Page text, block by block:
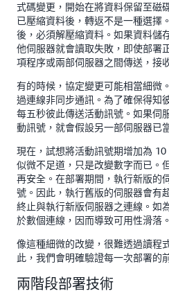
式碼變更，開始在將資料保留至磁
已壓縮資料後，轉返不是一種選擇
後，必須解壓縮資料。如果資料儲
他伺服器就會讀取失敗，即使部署
項程序或兩部伺服器之間傳送，接
有的時候，協定變更可能相當細微
過連線非同步通訊。為了確保得知
每五秒彼此傳送活動訊號。如果伺
動訊號，就會假設另一部伺服器已
現在，試想將活動訊號期增加為
似微不足道，只是改變數字而已。
再安全。在部署期間，執行新版的
號。因此，執行舊版的伺服器會有
終止與執行新版伺服器之連線。如
於數個連線，因而導致可用性滑落。
像這種細微的改變，很難透過讀程
此，我們會明確驗證每一次部署的
兩階段部署技術